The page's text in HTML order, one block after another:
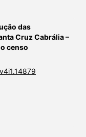
das
Cruz Cabrália –
censo